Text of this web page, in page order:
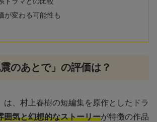
が変わる可能性も
震のあとで」の評価は？
は、村上春樹の短編集を原作としたドラ
囲気と幻想的なストーリーが特徴の作品